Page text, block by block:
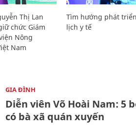
Thị Lan
chức Giám
Nông
Nam
Tìm hướng phát
lịch y tế
GIA ĐÌNH
Diễn viên Võ Hoài Nam: 5
có bà xã quán xuyến